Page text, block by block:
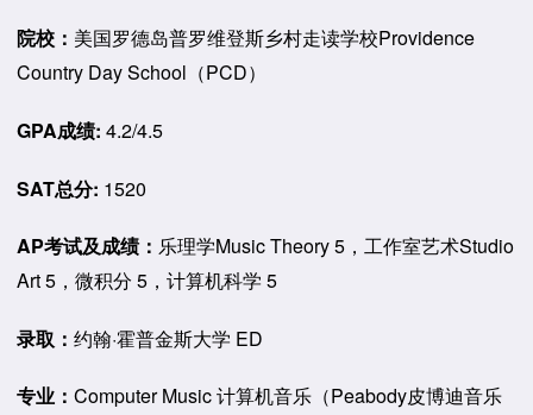
院校： 美国罗德岛普罗维登斯乡村走读学校Providence
Country Day School（PCD）
GPA成绩: 4.2/4.5
SAT总分: 1520
AP考试及成绩： 乐理学Music Theory 5，工作室艺术Studio
Art 5，微积分 5，计算机科学 5
录取： 约翰·霍普金斯大学 ED
专业： Computer Music 计算机音乐（Peabody皮博迪音乐